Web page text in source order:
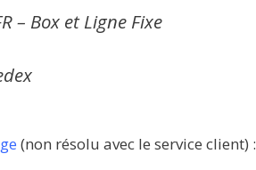
– Box et Ligne Fixe
(non résolu avec le service client) :